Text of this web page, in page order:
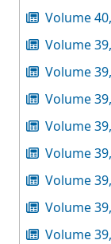
Volume
Volume
Volume
Volume
Volume
Volume
Volume
Volume
Volume